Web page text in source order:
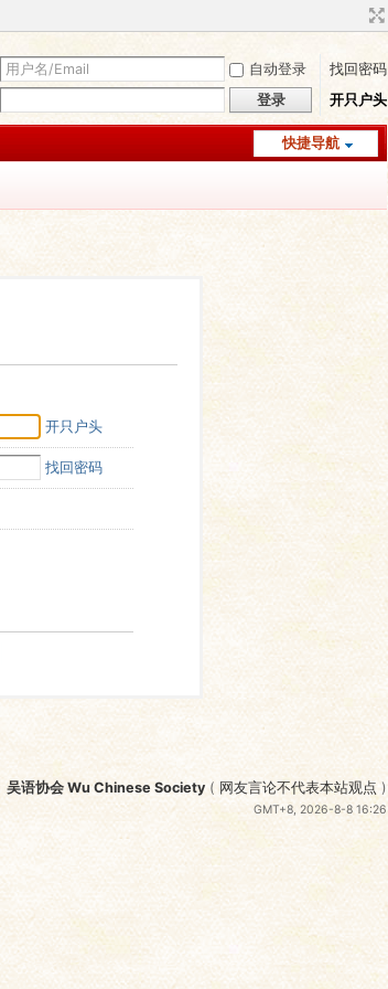
自动登录
找回密码
登录 开只户头
快捷导航
开只户头
找回密码
吴语协会 Wu Chinese Society ( 网友言论不代表本站观点 )
GMT+8, 2026-8-8 16:26